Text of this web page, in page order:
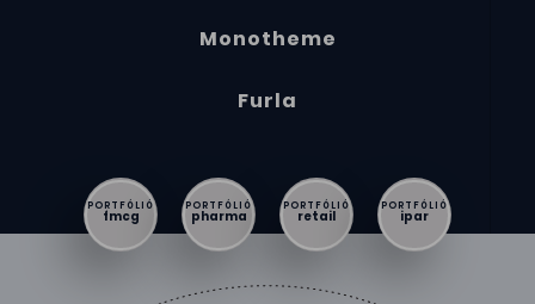
Monotheme
Furla
PORTFÓLIÓ
fmcg
PORTFÓLIÓ
pharma
PORTFÓLIÓ
retail
PORTFÓLIÓ
ipar